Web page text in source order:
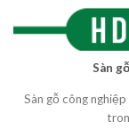
Sàn
Sàn gỗ công